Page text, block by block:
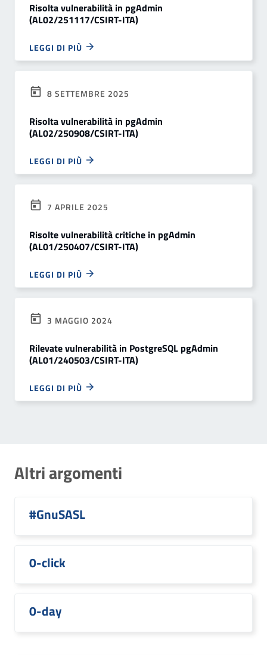
Risolta vulnerabilità in pgAdmin
(AL02/251117/CSIRT-ITA)
LEGGI DI PIÙ
8 SETTEMBRE 2025
Risolta vulnerabilità in pgAdmin
(AL02/250908/CSIRT-ITA)
LEGGI DI PIÙ
7 APRILE 2025
Risolte vulnerabilità critiche in pgAdmin
(AL01/250407/CSIRT-ITA)
LEGGI DI PIÙ
3 MAGGIO 2024
Rilevate vulnerabilità in PostgreSQL pgAdmin
(AL01/240503/CSIRT-ITA)
LEGGI DI PIÙ
Altri argomenti
#GnuSASL
0-click
0-day